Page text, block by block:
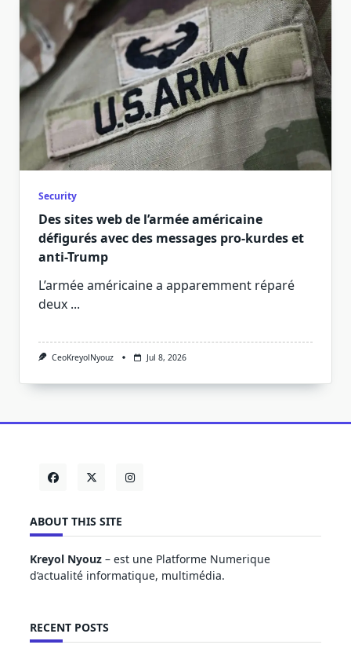
Security
Des sites web de l’armée américaine
défigurés avec des messages pro-kurdes et
anti-Trump
L’armée américaine a apparemment réparé
deux ...
CeoKreyolNyouz Jul 8, 2026
ABOUT THIS SITE
Kreyol Nyouz – est une Platforme Numerique
d’actualité informatique, multimédia.
RECENT POSTS